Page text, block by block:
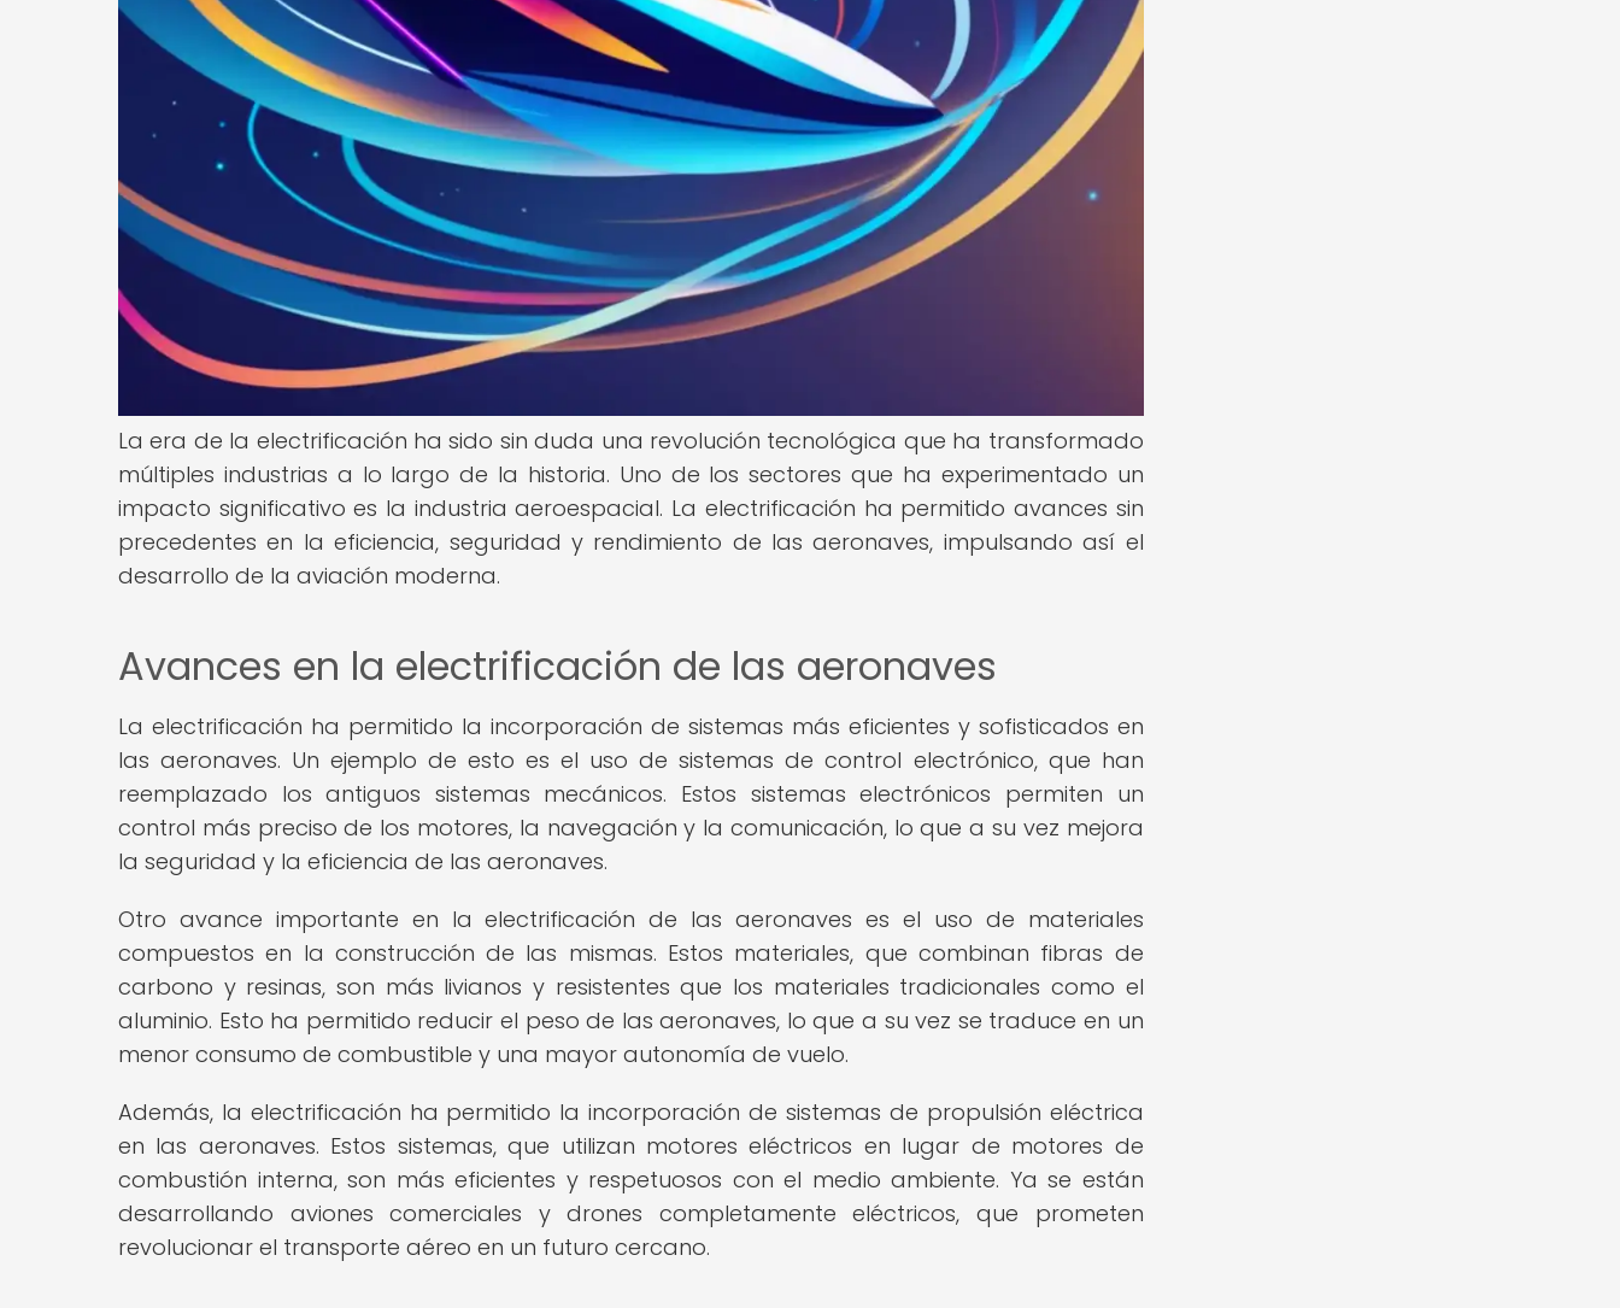
La era de la electrificación ha sido sin duda una revolución tecnológica que ha transformado
múltiples industrias a lo largo de la historia. Uno de los sectores que ha experimentado un
impacto significativo es la industria aeroespacial. La electrificación ha permitido avances sin
precedentes en la eficiencia, seguridad y rendimiento de las aeronaves, impulsando así el
desarrollo de la aviación moderna.
Avances en la electrificación de las aeronaves
La electrificación ha permitido la incorporación de sistemas más eficientes y sofisticados en
las aeronaves. Un ejemplo de esto es el uso de sistemas de control electrónico, que han
reemplazado los antiguos sistemas mecánicos. Estos sistemas electrónicos permiten un
control más preciso de los motores, la navegación y la comunicación, lo que a su vez mejora
la seguridad y la eficiencia de las aeronaves.
Otro avance importante en la electrificación de las aeronaves es el uso de materiales
compuestos en la construcción de las mismas. Estos materiales, que combinan fibras de
carbono y resinas, son más livianos y resistentes que los materiales tradicionales como el
aluminio. Esto ha permitido reducir el peso de las aeronaves, lo que a su vez se traduce en un
menor consumo de combustible y una mayor autonomía de vuelo.
Además, la electrificación ha permitido la incorporación de sistemas de propulsión eléctrica
en las aeronaves. Estos sistemas, que utilizan motores eléctricos en lugar de motores de
combustión interna, son más eficientes y respetuosos con el medio ambiente. Ya se están
desarrollando aviones comerciales y drones completamente eléctricos, que prometen
revolucionar el transporte aéreo en un futuro cercano.